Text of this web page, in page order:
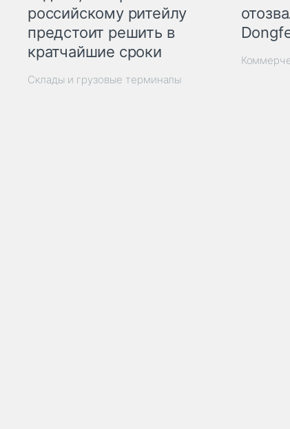
российскому ритейлу
предстоит решить в
кратчайшие сроки
Склады и грузовые терминалы